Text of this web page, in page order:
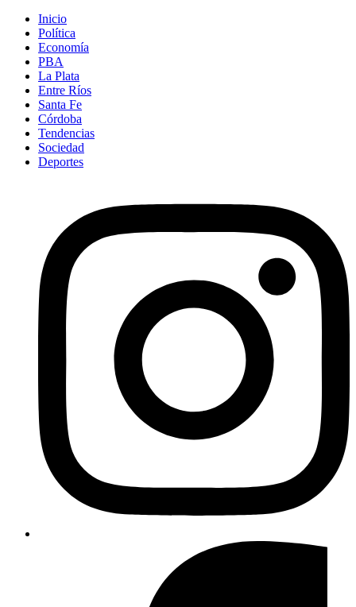
Inicio
Política
Economía
PBA
La Plata
Entre Ríos
Santa Fe
Córdoba
Tendencias
Sociedad
Deportes